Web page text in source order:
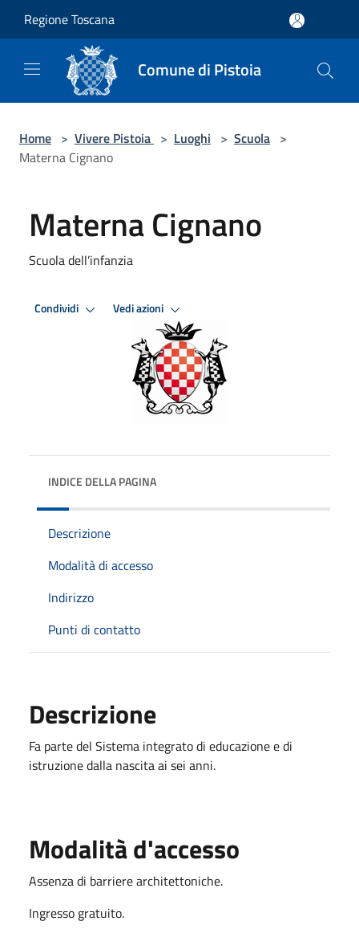
Regione Toscana
Comune di Pistoia
Home > Vivere Pistoia > Luoghi > Scuola >
Materna Cignano
Materna Cignano
Scuola dell’infanzia
Condividi Vedi azioni
INDICE DELLA PAGINA
Descrizione
Modalità di accesso
Indirizzo
Punti di contatto
Descrizione
Fa parte del Sistema integrato di educazione e di
istruzione dalla nascita ai sei anni.
Modalità d'accesso
Assenza di barriere architettoniche.
Ingresso gratuito.